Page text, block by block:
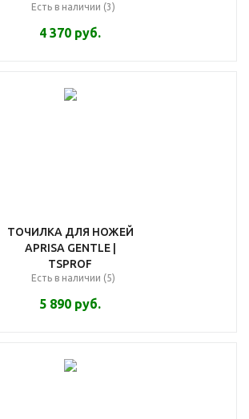
Есть в наличии (3)
4 370 руб.
ТОЧИЛКА ДЛЯ НОЖЕЙ
APRISA GENTLE |
TSPROF
Есть в наличии (5)
5 890 руб.